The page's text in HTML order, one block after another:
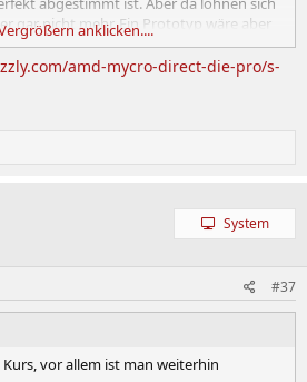
gar nicht mehr. Ein Prototyp wäre aber
ob bzw. was das letztendlich bringt.
anklicken....
amd-mycro-direct-die-pro/s-
System
#37
vor allem ist man weiterhin